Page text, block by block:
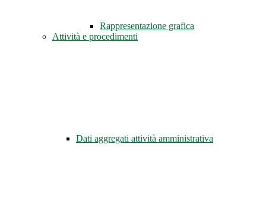
Rappresentazione grafica
Attività e procedimenti
Dati aggregati attività amministrativa